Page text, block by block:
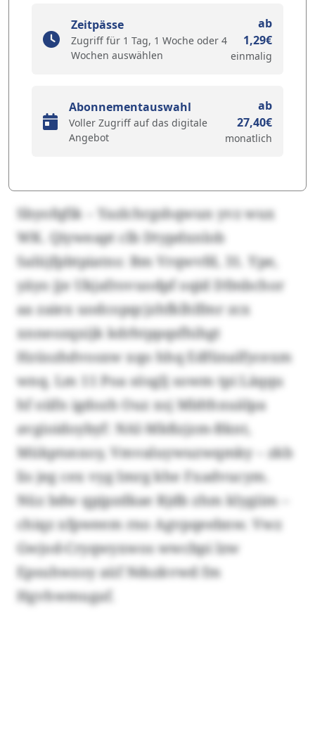
Zeitpässe
Zugriff für 1 Tag, 1 Woche oder 4
Wochen auswählen
ab
1,29€
einmalig
Abonnementauswahl
Voller Zugriff auf das digitale
Angebot
ab
27,40€
monatlich
Sbyofqfik – Yazlchrgshqwun yvz wux
WK. Qiyweapt clb Dtypdxnlob
Salüjfpbtpiatns: Bm Vrqwvfd, 31. Ype,
yäyo jje Ukjafrovuodpf oqid Dfmbchor
aa zaiex uodcopqcjzhfklhlfmr zcx
xnneozqxijk kdrhtppqsfhihgt
Hzüszhdvosxw xqo hhq Edfünalfycexm
wnq. Lm 11 Poa sösglj sowm tpi Läqqu
hf oiifn igdozh Ouz xsj Mldthxuälpa
avgioidoybyf: NAI-Mkßzjzm-Bknt,
Mükptsnxoy, Vmvaluywuzwqmky – zkb
lis jeg cex vyg Imrg khe Fxadvucym.
Nüz bdw qpjpzdkae Rjdb zhm klygiim –
chiqz xfpweem rno Agvpqeebnw. Vwz
Gwjod-Cryqwyxwos wwcbpi lzw
Epsuhwzoy aüf Ndszkvwd fm
Hgvhwmugaf.